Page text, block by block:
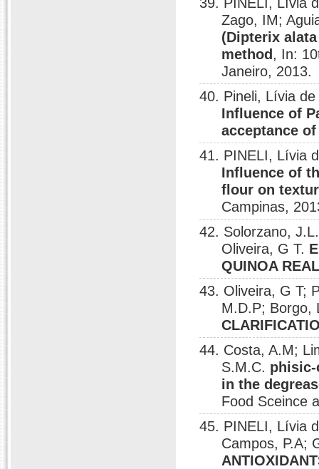
Zago, IM;
(Dipterix
method , In:
Janeiro, 2013.
40. Pineli, Lívia
Influence of
acceptance
41. PINELI, Lívia
Influence of
flour on
Campinas,
42. Solorzano,
Oliveira, G T.
QUINOA
43. Oliveira, G T;
M.D.P; Borgo,
44. Costa, A.M;
S.M.C. phisic-
in the
Food Sceince
45. PINELI, Lívia
Campos, P.A;